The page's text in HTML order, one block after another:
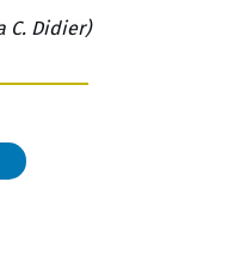
C. Didier)